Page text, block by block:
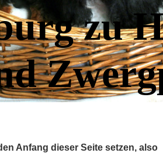
zu
Anfang dieser Seite setzen, also